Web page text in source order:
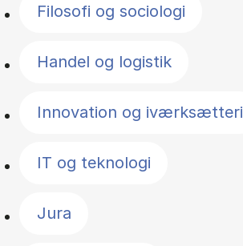
Filosofi og sociologi
Handel og logistik
Innovation og iværksætteri
IT og teknologi
Jura